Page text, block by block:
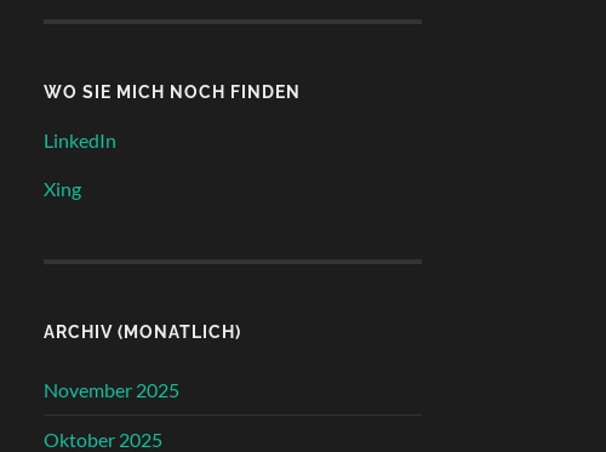
WO SIE MICH NOCH FINDEN
LinkedIn
Xing
ARCHIV (MONATLICH)
November 2025
Oktober 2025